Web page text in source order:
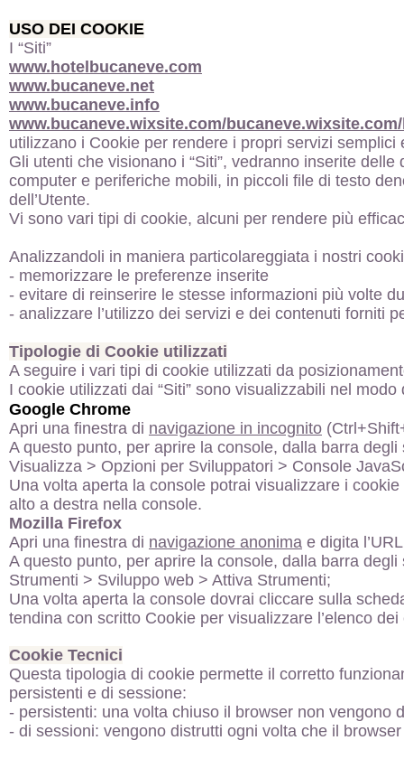
USO DEI COOKIE
I “Siti”
www. hotelbucaneve.com
www.bucaneve.net
www.bucaneve.info
www.bucaneve.wixsite.com/bucaneve.wixsite.com/
utilizzano i Cookie per rendere i propri servizi
Gli utenti che visionano i “Siti”, vedranno inserite
computer e periferiche mobili, in piccoli file di testo
dell’Utente.
Vi sono vari tipi di cookie, alcuni per rendere più
Analizzandoli in maniera particolareggiata i nostri
- memorizzare le preferenze inserite
- evitare di reinserire le stesse informazioni più volte
- analizzare l’utilizzo dei servizi e dei contenuti forniti
Tipologie di Cookie utilizzati
A seguire i vari tipi di cookie utilizzati da
I cookie utilizzati dai “Siti” sono visualizzabili nel
Google Chrome
Apri una finestra di navigazione in incognito
A questo punto, per aprire la console, dalla barra
Visualizza > Opzioni per Sviluppatori > Console
Una volta aperta la console potrai visualizzare i
alto a destra nella console.
Mozilla Firefox
Apri una finestra di navigazione anonima e digita
A questo punto, per aprire la console, dalla barra
Strumenti > Sviluppo web > Attiva Strumenti;
Una volta aperta la console dovrai cliccare sulla
tendina con scritto Cookie per visualizzare l’elenco
Cookie Tecnici
Questa tipologia di cookie permette il corretto
persistenti e di sessione:
- persistenti: una volta chiuso il browser non vengono
- di sessioni: vengono distrutti ogni volta che il